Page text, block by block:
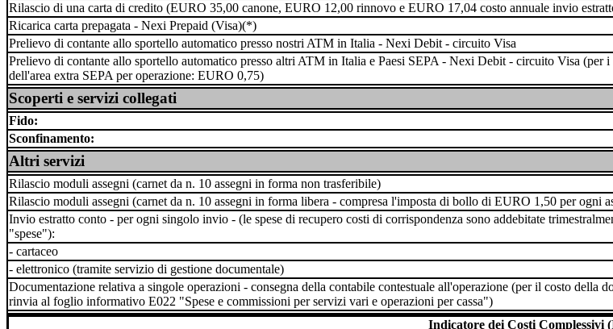
Rilascio di una carta di credito (EURO 35,00 canone, EURO 12,00 rinnovo e EURO 17,04 costo annuale invio
Ricarica carta prepagata - Nexi Prepaid (Visa)(*)
Prelievo di contante allo sportello automatico presso nostri ATM in Italia - Nexi Debit - circuito Visa
Prelievo di contante allo sportello automatico presso altri ATM in Italia e Paesi SEPA - Nexi Debit - circuito Visa (per i
dell'area extra SEPA per operazione: EURO 0,75)
Scoperti e servizi collegati
Fido:
Sconfinamento:
Altri servizi
Rilascio moduli assegni (carnet da n. 10 assegni in forma non trasferibile)
Rilascio moduli assegni (carnet da n. 10 assegni in forma libera - compresa l'imposta di bollo di EURO 1,50 per ogni
Invio estratto conto - per ogni singolo invio - (le spese di recupero costi di corrispondenza sono addebitate
"spese"):
- cartaceo
- elettronico (tramite servizio di gestione documentale)
Documentazione relativa a singole operazioni - consegna della contabile contestuale all'operazione (per il costo della
rinvia al foglio informativo E022 "Spese e commissioni per servizi vari e operazioni per cassa")
Indicatore dei Costi Complessivi